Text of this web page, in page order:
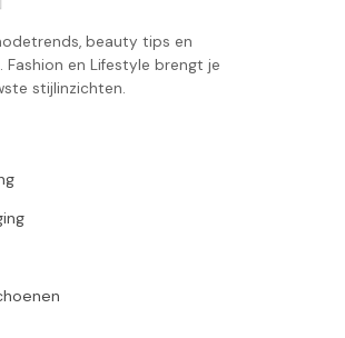
beauty tips en
Fashion en Lifestyle brengt je
stijlinzichten.